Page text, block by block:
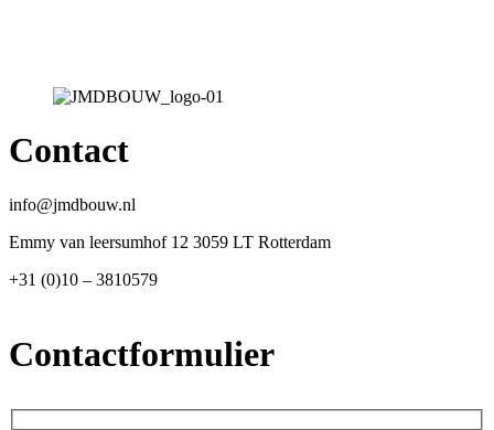
Contact
info@jmdbouw.nl
Emmy van leersumhof 12 3059 LT Rotterdam
+31 (0)10 – 3810579
Contactformulier